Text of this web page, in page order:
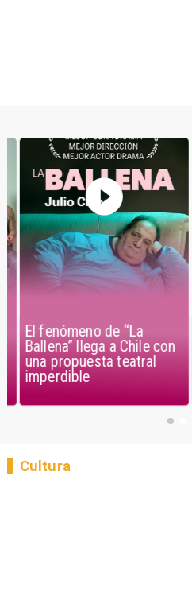
El fenómeno de “La
Ballena” llega a Chile con
una propuesta teatral
imperdible
Cultura